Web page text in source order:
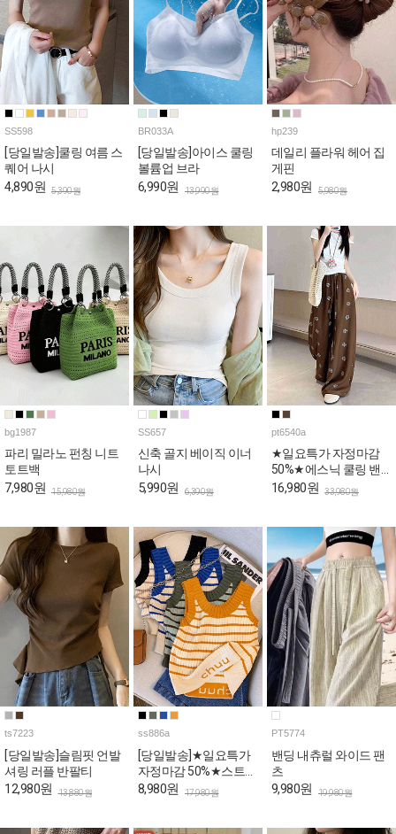
SS598
[당일발송]쿨링 여름 스
퀘어 나시
4,890원 5,390원
BR033A
[당일발송]아이스 쿨링
볼륨업 브라
6,990원 13,990원
hp239
데일리 플라워 헤어 집
게핀
2,980원 5,980원
bg1987
파리 밀라노 펀칭 니트
토트백
7,980원 15,980원
SS657
신축 골지 베이직 이너
나시
5,990원 6,390원
pt6540a
★일요특가 자정마감
50%★에스닉 쿨링 밴
딩 와이드 팬츠
16,980원 33,980원
ts7223
[당일발송]슬림핏 언발
셔링 러플 반팔티
12,980원 13,880원
ss886a
[당일발송]★일요특가
자정마감 50%★스트라
이프 쫀쫀 골지 나시
8,980원 17,980원
PT5774
밴딩 내츄럴 와이드 팬
츠
9,980원 19,980원